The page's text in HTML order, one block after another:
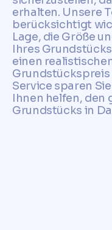
erhalten. Unsere
berücksichtigt
Lage, die Größe
Ihres
einen
Service sparen
Ihnen helfen, den
Grundstücks in